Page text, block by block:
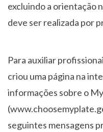
excluindo a orientação
deve ser realizada por
Para auxiliar
criou uma página na
informações sobre o
seguintes mensagens